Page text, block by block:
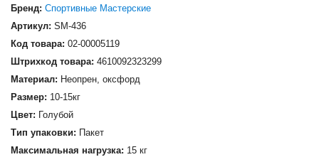
Бренд: Спортивные Мастерские
Артикул: SM-436
Код товара: 02-00005119
Штрихкод товара: 4610092323299
Материал: Неопрен, оксфорд
Размер: 10-15кг
Цвет: Голубой
Тип упаковки: Пакет
Максимальная нагрузка: 15 кг